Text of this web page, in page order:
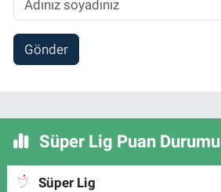
Gönder
Süper Lig Puan Durumu
Süper Lig